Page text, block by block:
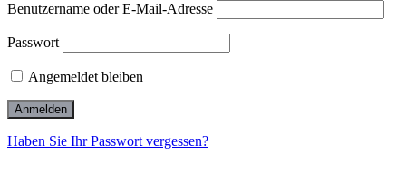
Benutzername oder E-Mail-Adresse
Passwort
Angemeldet bleiben
Haben Sie Ihr Passwort vergessen?